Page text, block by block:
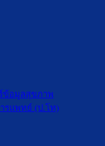
ข้อมูลสุขภาพ
รแพทย์ (ป.โท)